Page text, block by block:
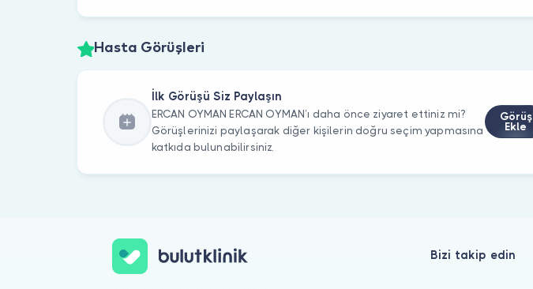
Hasta Görüşleri
İlk Görüşü Siz Paylaşın
ERCAN OYMAN ERCAN OYMAN’ı daha önce ziyaret ettiniz mi?
Görüşlerinizi paylaşarak diğer kişilerin doğru seçim yapmasına
katkıda bulunabilirsiniz.
Görüş
Ekle
Bizi takip edin